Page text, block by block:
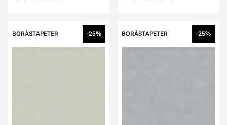
BORÅSTAPETER -25% BORÅSTAPETER -25%